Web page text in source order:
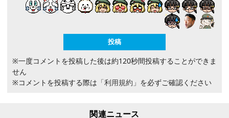
※一度コメントを投稿した後は約120秒間投稿することができま
せん
※コメントを投稿する際は 「利用規約」 を必ずご確認ください
関連ニュース